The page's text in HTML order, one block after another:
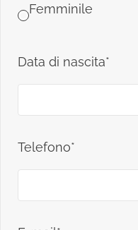
Femminile
Data di nascita*
Telefono*